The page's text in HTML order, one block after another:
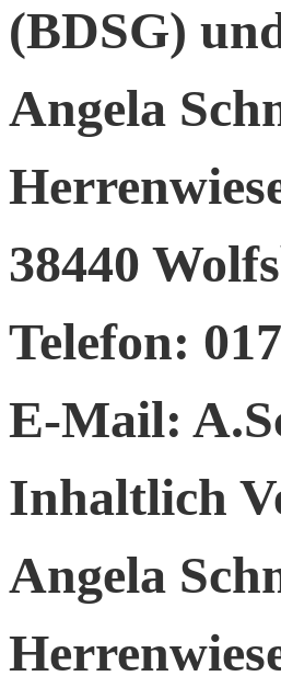
(BDSG)
Angela
38440
Telefon:
E-Mail:
Inhaltlich
Angela